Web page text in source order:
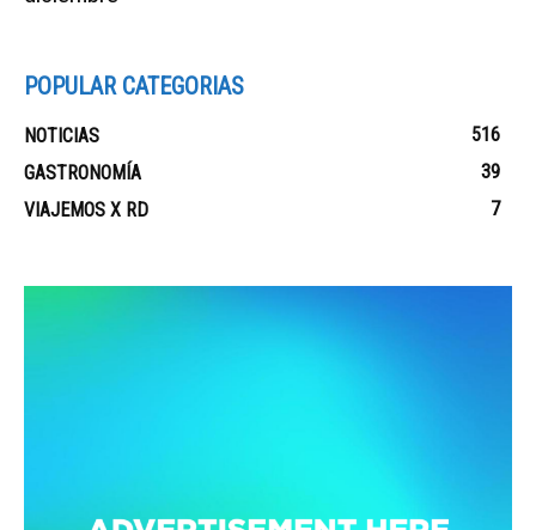
POPULAR CATEGORIAS
NOTICIAS
516
GASTRONOMÍA
39
VIAJEMOS X RD
7